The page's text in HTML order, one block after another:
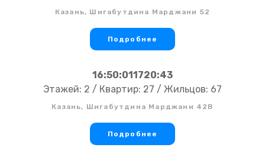
Казань, Шигабутдина Марджани 52
Подробнее
16:50:011720:43
Этажей: 2 / Квартир: 27 / Жильцов: 67
Казань, Шигабутдина Марджани 42В
Подробнее